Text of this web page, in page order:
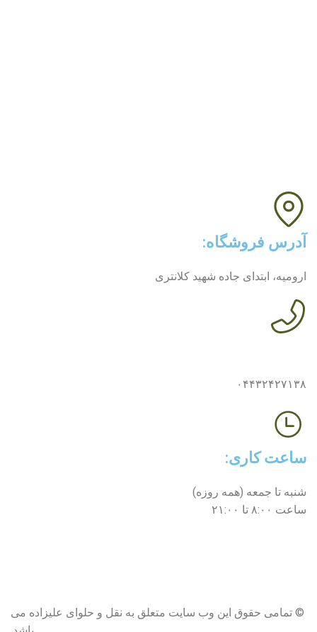
آدرس فروشگاه:
ارومیه، ابتدای جاده شهید کلانتری
۰۴۴۳۲۴۲۷۱۳۸
ساعت کاری:
شنبه تا جمعه (همه روزه)
ساعت ۸:۰۰ تا ۲۱:۰۰
© تمامی حقوق این وب سایت متعلق به نقل و حلوای علیزاده می